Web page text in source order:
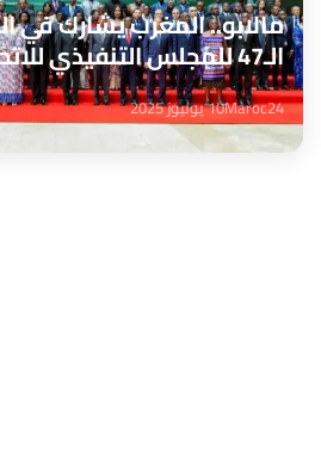
مالابو.. المغرب يشارك في
الـ47 للمجلس التنفيذي للاتحاد الإفريقي
Maroc2410 يوليوز 2025